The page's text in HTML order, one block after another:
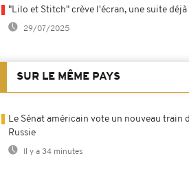
"Lilo et Stitch" crève l'écran, une suite
29/07/2025
SUR LE MÊME PAYS
Le Sénat américain vote un nouveau train
Russie
Il y a 34 minutes